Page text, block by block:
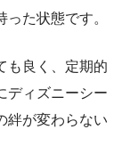
た状態です。
も良く、定期的
ディズニーシー
絆が変わらない